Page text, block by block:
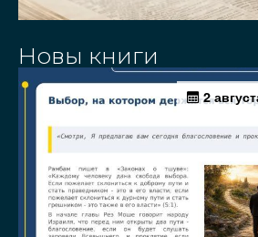
Новы книги